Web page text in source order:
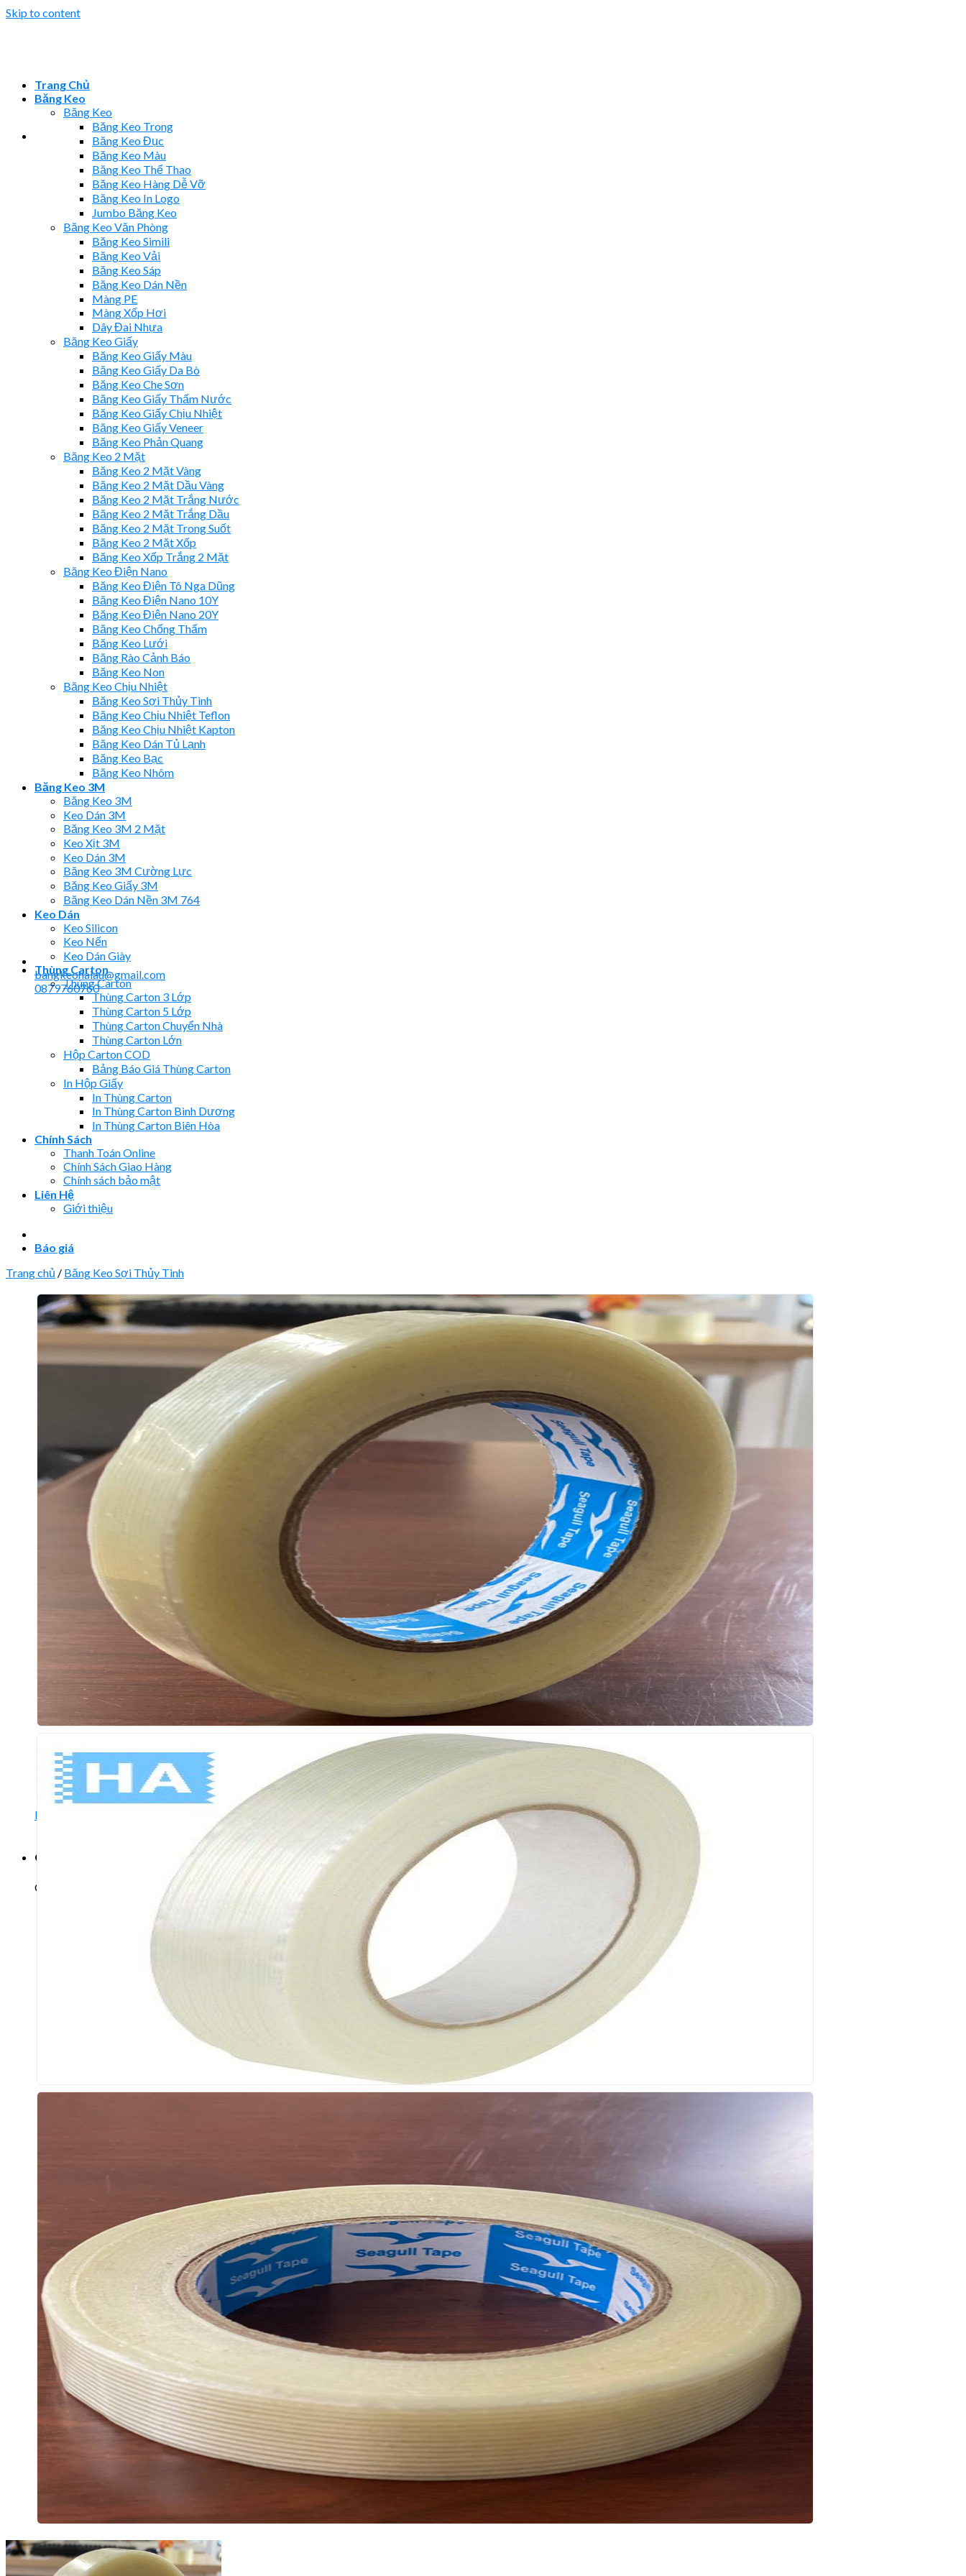
Skip to content
bangkeohaiau@gmail.com
0879760760
Hỗ trợ 24/7
Giỏ hàng
Chưa có sản phẩm trong giỏ hàng.
Trang Chủ
Băng Keo
Băng Keo
Băng Keo Trong
Băng Keo Đục
Băng Keo Màu
Băng Keo Thể Thao
Băng Keo Hàng Dễ Vỡ
Băng Keo In Logo
Jumbo Băng Keo
Băng Keo Văn Phòng
Băng Keo Simili
Băng Keo Vải
Băng Keo Sáp
Băng Keo Dán Nền
Màng PE
Màng Xốp Hơi
Dây Đai Nhựa
Băng Keo Giấy
Băng Keo Giấy Màu
Băng Keo Giấy Da Bò
Băng Keo Che Sơn
Băng Keo Giấy Thấm Nước
Băng Keo Giấy Chịu Nhiệt
Băng Keo Giấy Veneer
Băng Keo Phản Quang
Băng Keo 2 Mặt
Băng Keo 2 Mặt Vàng
Băng Keo 2 Mặt Dầu Vàng
Băng Keo 2 Mặt Trắng Nước
Băng Keo 2 Mặt Trắng Dầu
Băng Keo 2 Mặt Trong Suốt
Băng Keo 2 Mặt Xốp
Băng Keo Xốp Trắng 2 Mặt
Băng Keo Điện Nano
Băng Keo Điện Tô Nga Dũng
Băng Keo Điện Nano 10Y
Băng Keo Điện Nano 20Y
Băng Keo Chống Thấm
Băng Keo Lưới
Băng Rào Cảnh Báo
Băng Keo Non
Băng Keo Chịu Nhiệt
Băng Keo Sợi Thủy Tinh
Băng Keo Chịu Nhiệt Teflon
Băng Keo Chịu Nhiệt Kapton
Băng Keo Dán Tủ Lạnh
Băng Keo Bạc
Băng Keo Nhôm
Băng Keo 3M
Băng Keo 3M
Keo Dán 3M
Băng Keo 3M 2 Mặt
Keo Xịt 3M
Keo Dán 3M
Băng Keo 3M Cường Lực
Băng Keo Giấy 3M
Băng Keo Dán Nền 3M 764
Keo Dán
Keo Silicon
Keo Nến
Keo Dán Giày
Thùng Carton
Thùng Carton
Thùng Carton 3 Lớp
Thùng Carton 5 Lớp
Thùng Carton Chuyển Nhà
Thùng Carton Lớn
Hộp Carton COD
Bảng Báo Giá Thùng Carton
In Hộp Giấy
In Thùng Carton
In Thùng Carton Bình Dương
In Thùng Carton Biên Hòa
Chính Sách
Thanh Toán Online
Chính Sách Giao Hàng
Chính sách bảo mật
Liên Hệ
Giới thiệu
Báo giá
Trang chủ / Băng Keo Sợi Thủy Tinh